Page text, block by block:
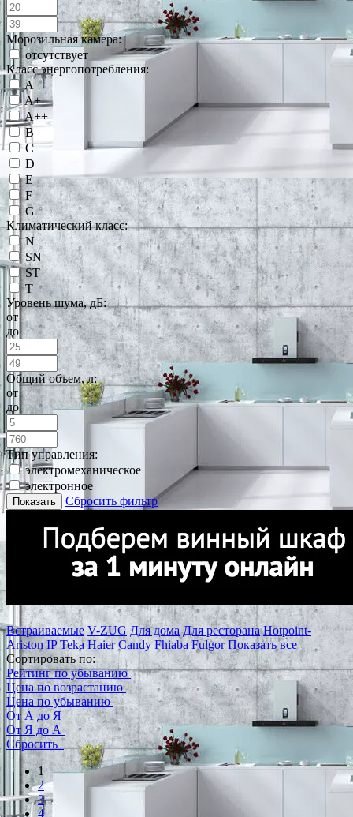
Морозильная камера:
отсутствует
Класс энергопотребления:
A
A+
A++
B
C
D
E
F
G
Климатический класс:
N
SN
ST
T
Уровень шума, дБ:
от
до
Общий объем, л:
от
до
Тип управления:
электромеханическое
электронное
Показать Сбросить фильтр
Встраиваемые V-ZUG Для дома Для ресторана Hotpoint-
Ariston IP Teka Haier Candy Fhiaba Fulgor Показать все
Сортировать по:
Рейтинг по убыванию
Цена по возрастанию
Цена по убыванию
От А до Я
От Я до А
Сбросить
1
2
3
4